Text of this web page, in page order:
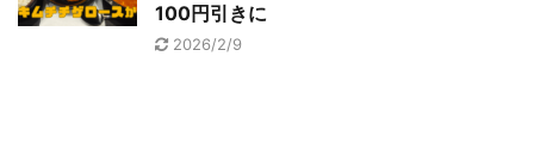
100円引きに
2026/2/9